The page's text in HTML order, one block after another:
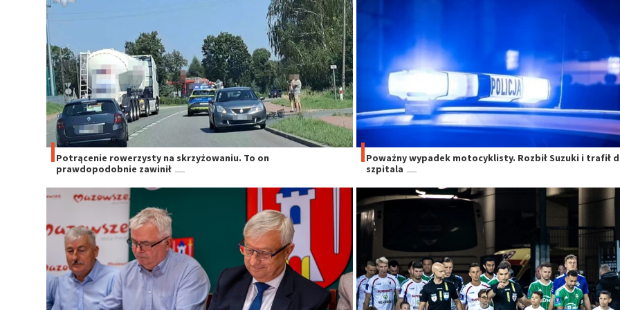
Potrącenie rowerzysty na skrzyżowaniu. To on
prawdopodobnie zawinił
Poważny wypadek motocyklisty. Rozbił Suzuki i trafił
szpitala